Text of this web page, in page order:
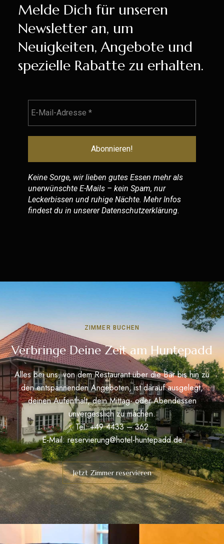
Melde Dich für unseren
Newsletter an, um
Neuigkeiten, Angebote und
spezielle Rabatte zu erhalten.
Keine Sorge, wir lieben gutes Essen mehr als
unerwünschte E-Mails – kein Spam, nur
Leckerbissen und ruhige Nächte. Mehr Infos
findest du in unsererDatenschutzerklärung.
ZIMMER BUCHEN
Verbringe Deine Zeit am Huntepadd
Alles bei uns, von dem Restaurant über die Bar bis hin zu
den entspannenden Angeboten, ist darauf ausgelegt,
deinen Aufenthalt, dein Mittag- oder Abendessen
unvergesslich zu machen.
Tel: +49 4433 – 362
E-Mail:reservierung@hotel-huntepadd.de
Jetzt Zimmer reservieren